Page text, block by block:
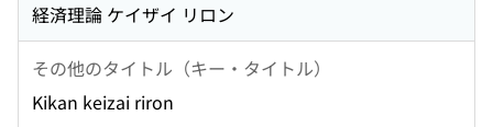
経済理論 ケイザイ リロン
その他のタイトル（キー・タイトル）
Kikan keizai riron